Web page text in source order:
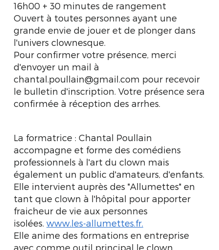
16h00 + 30 minutes de rangement
Ouvert à toutes personnes ayant une
grande envie de jouer et de plonger dans
l'univers clownesque.
Pour confirmer votre présence, merci
d'envoyer un mail à
chantal.poullain@gmail.com pour recevoir
le bulletin d'inscription. Votre présence sera
confirmée à réception des arrhes.
La formatrice : Chantal Poullain
accompagne et forme des comédiens
professionnels à l'art du clown mais
également un public d'amateurs, d'enfants.
Elle intervient auprès des "Allumettes" en
tant que clown à l'hôpital pour apporter
fraicheur de vie aux personnes
isolées. www.les-allumettes.fr.
Elle anime des formations en entreprise
avec comme outil principal le clown.